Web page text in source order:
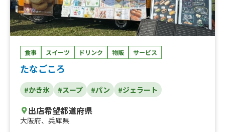
食事 スイーツ ドリンク 物販 サービス
たなごころ
#かき氷 #スープ #パン #ジェラート
出店希望都道府県
大阪府、 兵庫県